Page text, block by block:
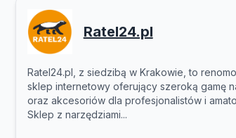
Ratel24.pl
Ratel24.pl, z siedzibą w Krakowie, to
sklep internetowy oferujący szeroką gamę
oraz akcesoriów dla profesjonalistów i
Sklep z narzędziami...